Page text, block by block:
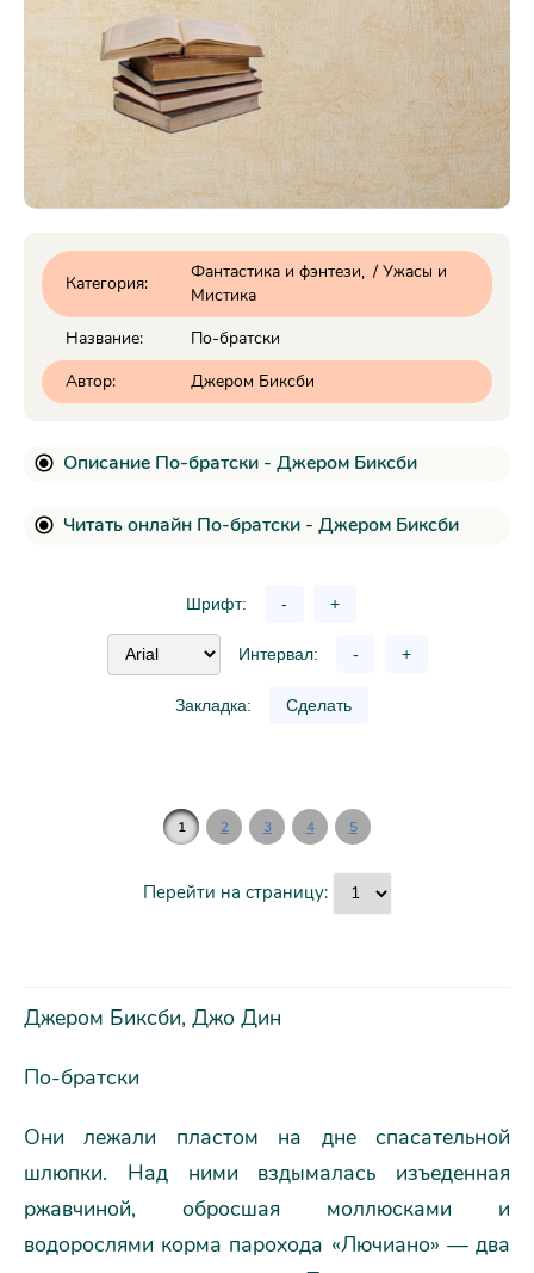
Категория:
Фантастика и фэнтези / Ужасы и
Мистика
Название:
По-братски
Автор:
Джером Биксби
Описание По-братски - Джером Биксби
Читать онлайн По-братски - Джером Биксби
Шрифт: - +
Интервал: - +
Закладка: Сделать
1 2 3 4 5
Перейти на страницу:
Джером Биксби, Джо Дин
По-братски
Они лежали пластом на дне спасательной
шлюпки. Над ними вздымалась изъеденная
ржавчиной, обросшая моллюсками и
водорослями корма парохода «Лючиано» — два